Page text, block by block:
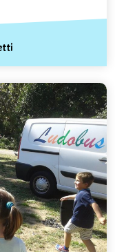
Federica
Benedetti